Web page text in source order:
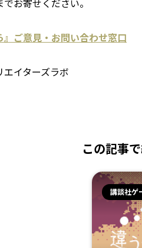
お寄せください。
』ご意見・お問い合わせ窓口
イターズラボ
この記事
講談社ゲ